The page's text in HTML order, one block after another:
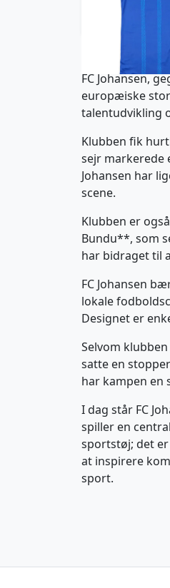
FC Johansen,
europæiske
talentudvikling
Klubben fik
sejr markerede
Johansen har
scene.
Klubben er
Bundu**, som
har bidraget til
FC Johansen
lokale
Designet er
Selvom
satte en
har kampen
I dag står FC
spiller en
sportstøj; det
at inspirere
sport.